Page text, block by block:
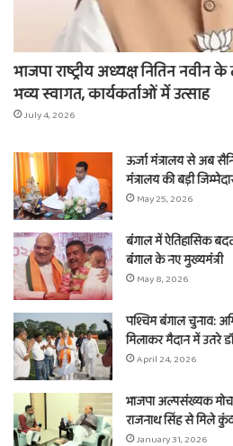
भाजपा राष्ट्रीय अध्यक्ष नितिन
भव्य स्वागत, कार्यकर्ताओं में उत्साह
July 4, 2026
ऊर्जा मंत्रालय से अब
मंत्रालय की बड़ी
May 25, 2026
बंगाल में ऐतिहासिक
बंगाल के नए मुख्यमंत्री
May 8, 2026
पश्चिम बंगाल चुनाव:
मिलाकर मैदान में उतरे
April 24, 2026
भाजपा अल्पसंख्यक
राजनाथ सिंह से मिले
January 31, 2026